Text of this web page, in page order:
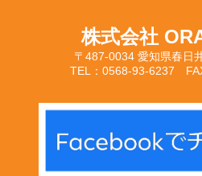
株式会社
〒487-0034 愛知県春日
TEL：0568-93-6237